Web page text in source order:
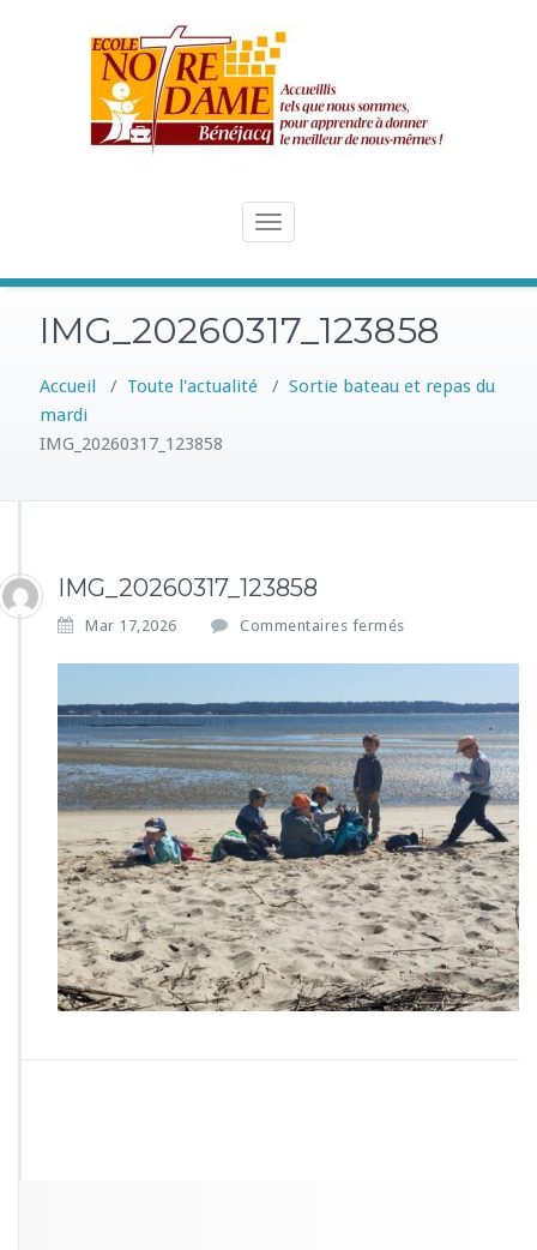
Toggle
IMG_20260317_123858
Accueil / Toute l'actualité / Sortie bateau et repas du
mardi
IMG_20260317_123858
IMG_20260317_123858
Mar 17,2026 Commentaires fermés
I
M
G
_
2
0
2
6
0
3
1
7
_
1
3